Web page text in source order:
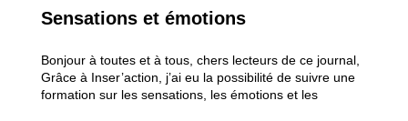
Sensations et émotions
Bonjour à toutes et à tous, chers lecteurs de ce journal,
Grâce à Inser’action, j’ai eu la possibilité de suivre une
formation sur les sensations, les émotions et les